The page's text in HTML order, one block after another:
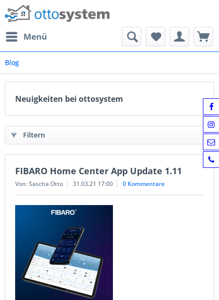
Menü
Blog
Neuigkeiten bei ottosystem
Filtern
FIBARO Home Center App Update 1.11
Von: Sascha Otto 31.03.21 17:00 0 Kommentare